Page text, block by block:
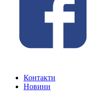
Контакти
Новини